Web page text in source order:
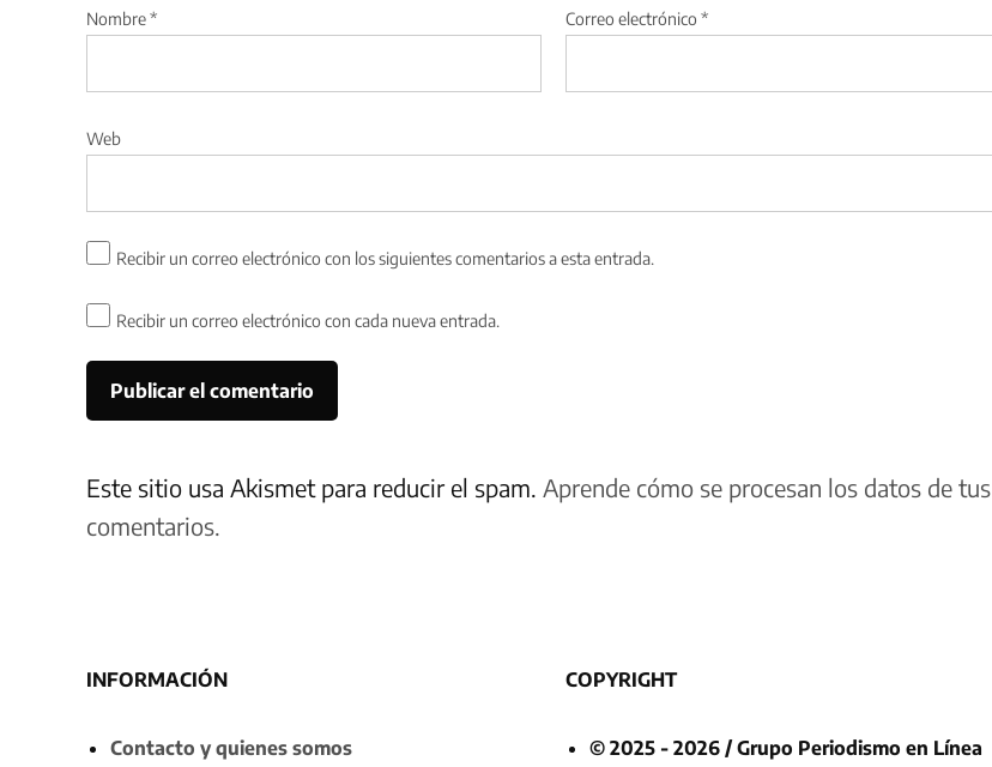
Nombre* Correo electrónico *
Web
Recibir un correo electrónico con los siguientes comentarios a esta entrada.
Recibir un correo electrónico con cada nueva entrada.
Este sitio usa Akismet para reducir el spam. Aprende cómo se procesan los datos de tus
comentarios.
INFORMACIÓN
Contacto y quienes somos
COPYRIGHT
© 2025 - 2026 / Grupo Periodismo en Línea